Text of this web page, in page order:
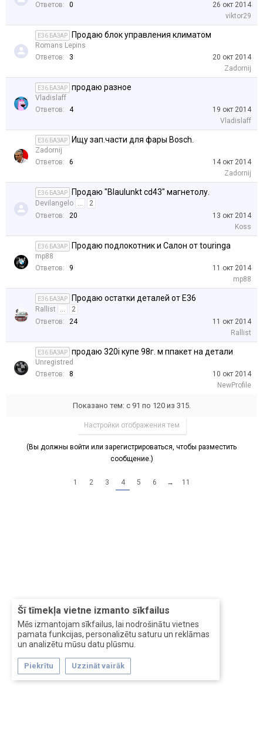
Šī tīmekļa vietne izmanto sīkfailus
Mēs izmantojam sīkfailus, lai nodrošinātu vietnes
pamata funkcijas, personalizētu saturu un reklāmas
un analizētu mūsu datu plūsmu.
Piekrītu Uzzināt vairāk
Ответов:
0
26 окт 2014
viktor29
E36 БАЗАР Продаю блок управления климатом
Romans Lepins
Ответов:
3
20 окт 2014
Zadornij
E36 БАЗАР продаю разное
Vladislaff
Ответов:
4
19 окт 2014
Vladislaff
E36 БАЗАР Ищу зап.части для фары Bosch.
Zadornij
Ответов:
6
14 окт 2014
Zadornij
E36 БАЗАР Продаю "Blaulunkt cd43" магнетолу.
Devilangelo ...
2
Ответов:
20
13 окт 2014
Koss
E36 БАЗАР Продаю подлокотник и Салон от touringa
mp88
Ответов:
9
11 окт 2014
mp88
E36 БАЗАР Продаю остатки деталей от Е36
Rallist ...
2
Ответов:
24
11 окт 2014
Rallist
E36 БАЗАР продаю 320i купе 98г. м ппакет на детали
Unregistred
Ответов:
8
10 окт 2014
NewProfile
Показано тем: с 91 по 120 из 315.
Настройки отображения тем
(Вы должны войти или зарегистрироваться, чтобы разместить
сообщение.)
1 2 3 4 5 6 → 11